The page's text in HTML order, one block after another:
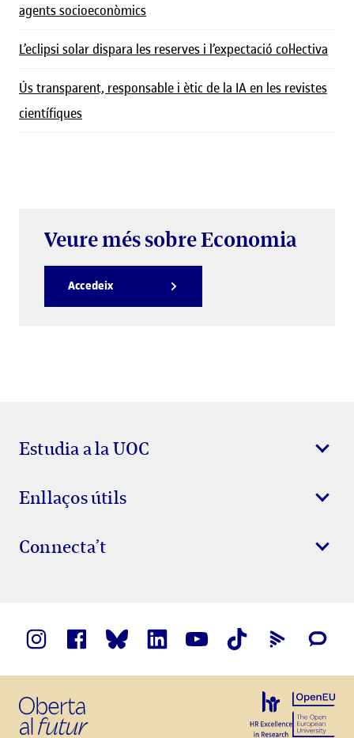
agents socioeconòmics
L’eclipsi solar dispara les reserves i l’expectació col·lectiva
Ús transparent, responsable i ètic de la IA en les revistes
científiques
Veure més sobre Economia
Accedeix
Estudia a la UOC
Enllaços útils
Connecta’t